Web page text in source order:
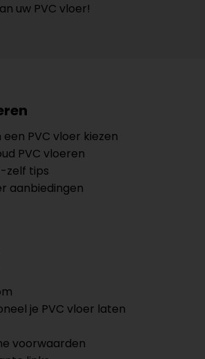
uw PVC vloer!
PVC vloer kiezen
PVC vloeren
zelf tips
aanbiedingen
je PVC vloer laten
voorwaarden